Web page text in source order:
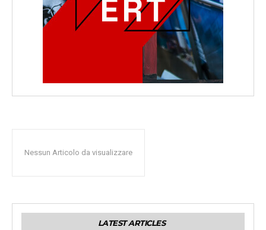
Nessun Articolo da visualizzare
LATEST ARTICLES